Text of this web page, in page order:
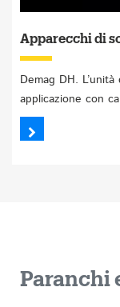
Apparecchi di
Demag DH.
applicazione con
Paranchi